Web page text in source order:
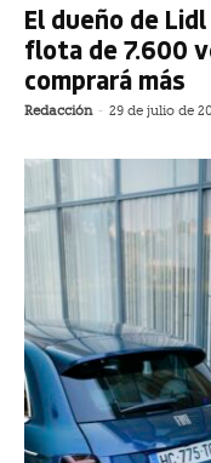
El dueño de
flota de 7.600
comprará más
Redacción - 29 de julio de